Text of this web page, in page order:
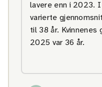
lavere enn i 2023.
varierte
til 38 år. Kvinnenes
2025 var 36 år.